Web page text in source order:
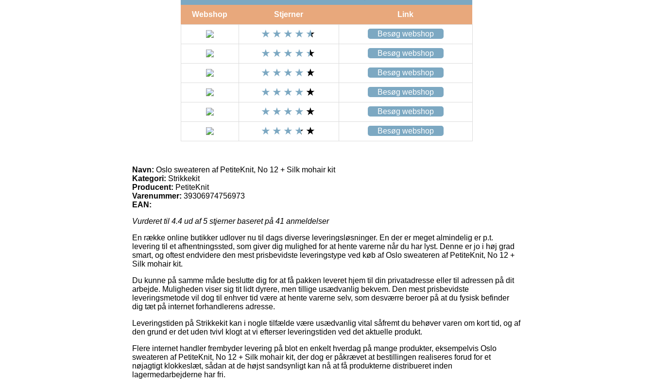
Webshop Stjerner Link
Besøg webshop
Besøg webshop
Besøg webshop
Besøg webshop
Besøg webshop
Besøg webshop
Navn: Oslo sweateren af PetiteKnit, No 12 + Silk mohair kit
Kategori: Strikkekit
Producent: PetiteKnit
Varenummer: 39306974756973
EAN:
Vurderet til 4.4 ud af 5 stjerner baseret på 41 anmeldelser
En række online butikker udlover nu til dags diverse leveringsløsninger. En der er meget almindelig er p.t.
levering til et afhentningssted, som giver dig mulighed for at hente varerne når du har lyst. Denne er jo i høj grad
smart, og oftest endvidere den mest prisbevidste leveringstype ved køb af Oslo sweateren af PetiteKnit, No 12 +
Silk mohair kit.
Du kunne på samme måde beslutte dig for at få pakken leveret hjem til din privatadresse eller til adressen på dit
arbejde. Muligheden viser sig tit lidt dyrere, men tillige usædvanlig bekvem. Den mest prisbevidste
leveringsmetode vil dog til enhver tid være at hente varerne selv, som desværre beroer på at du fysisk befinder
dig tæt på internet forhandlerens adresse.
Leveringstiden på Strikkekit kan i nogle tilfælde være usædvanlig vital såfremt du behøver varen om kort tid, og af
den grund er det uden tvivl klogt at vi efterser leveringstiden ved det aktuelle produkt.
Flere internet handler frembyder levering på blot en enkelt hverdag på mange produkter, eksempelvis Oslo
sweateren af PetiteKnit, No 12 + Silk mohair kit, der dog er påkrævet at bestillingen realiseres forud for et
nøjagtigt klokkeslæt, sådan at de højst sandsynligt kan nå at få produkterne distribueret inden
lagermedarbejderne har fri.